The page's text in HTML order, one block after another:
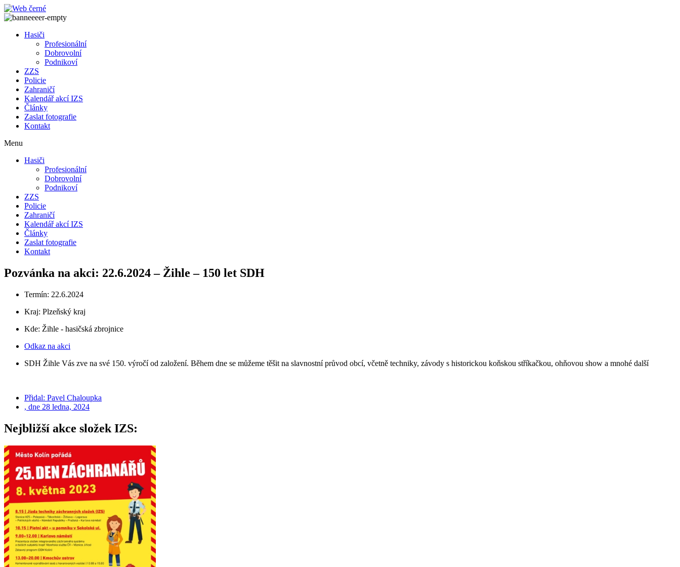
Přejít
k
Hasiči
Profesionální
Dobrovolní
Podnikoví
ZZS
Policie
Zahraničí
Kalendář akcí IZS
Články
Zaslat fotografie
Kontakt
Menu
Hasiči
Profesionální
Dobrovolní
Podnikoví
ZZS
Policie
Zahraničí
Kalendář akcí IZS
Články
Zaslat fotografie
Kontakt
Pozvánka na akci: 22.6.2024 – Žihle – 150 let SDH
Termín: 22.6.2024
Kraj: Plzeňský kraj
Kde: Žihle - hasičská zbrojnice
Odkaz na akci
SDH Žihle Vás zve na své 150. výročí od založení. Během dne se můžeme těšit na slavnostní průvod obcí, včetně techniky, závody s historickou koňskou stříkačkou, ohňovou show a mnohé další
Přidal: Pavel Chaloupka
, dne 28 ledna, 2024
Nejbližší akce složek IZS: